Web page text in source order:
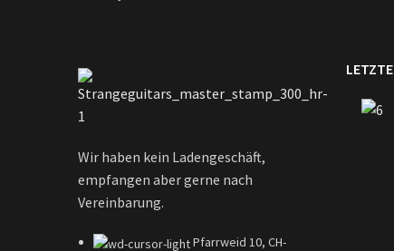
Wir haben kein Ladengeschäft,
empfangen aber gerne nach
Vereinbarung.
Pfarrweid 10, CH-